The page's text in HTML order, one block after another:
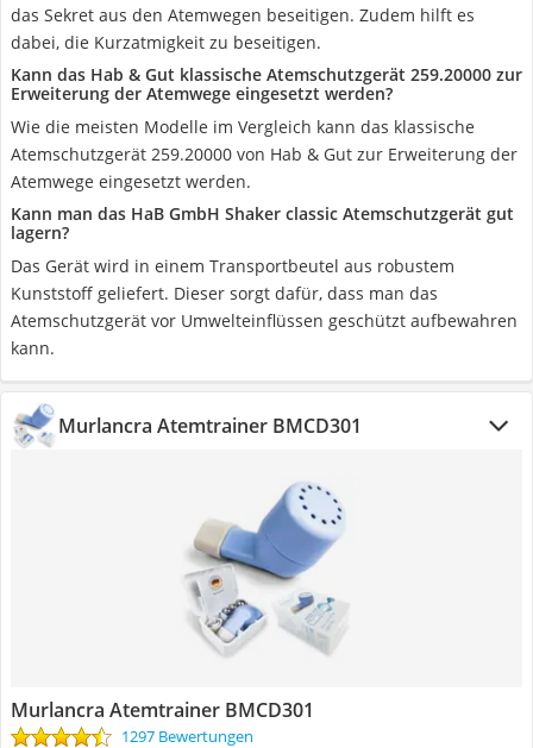
das Sekret aus den Atemwegen beseitigen. Zudem hilft es
dabei, die Kurzatmigkeit zu beseitigen.
Kann das Hab & Gut klassische Atemschutzgerät 259.20000 zur
Erweiterung der Atemwege eingesetzt werden?
Wie die meisten Modelle im Vergleich kann das klassische
Atemschutzgerät 259.20000 von Hab & Gut zur Erweiterung der
Atemwege eingesetzt werden.
Kann man das HaB GmbH Shaker classic Atemschutzgerät gut
lagern?
Das Gerät wird in einem Transportbeutel aus robustem
Kunststoff geliefert. Dieser sorgt dafür, dass man das
Atemschutzgerät vor Umwelteinflüssen geschützt aufbewahren
kann.
Murlancra Atemtrainer BMCD301
Murlancra Atemtrainer BMCD301
1297 Bewertungen